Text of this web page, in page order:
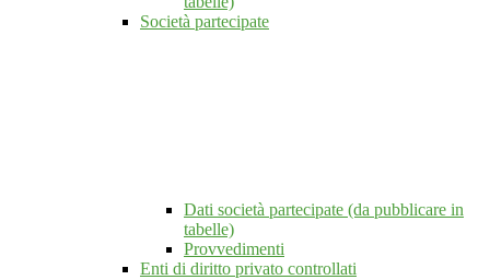
Società partecipate
Dati società partecipate (da pubblicare in
tabelle)
Provvedimenti
Enti di diritto privato controllati